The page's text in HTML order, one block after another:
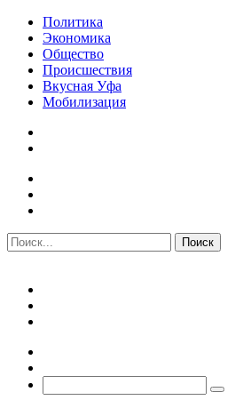
Политика
Экономика
Общество
Происшествия
Вкусная Уфа
Мобилизация